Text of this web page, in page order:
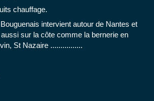
chauffage.
intervient autour de Nantes et
sur la côte comme la bernerie en
St Nazaire ................